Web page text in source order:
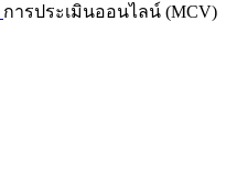
การประเมินออนไลน์ (MCV)